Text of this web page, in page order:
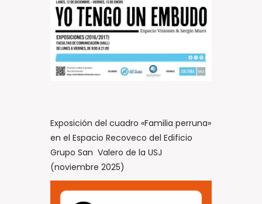
Exposición del cuadro «Familia perruna»
en el Espacio Recoveco del Edificio
Grupo San Valero de la USJ
(noviembre 2025)